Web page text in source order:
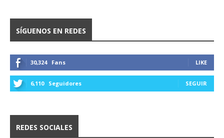
SÍGUENOS EN REDES
30,324 Fans LIKE
6,110 Seguidores SEGUIR
REDES SOCIALES